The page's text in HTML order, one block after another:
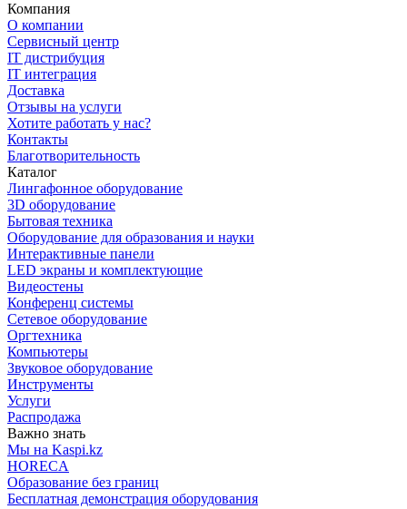
Компания
О компании
Сервисный центр
IT дистрибуция
IT интеграция
Доставка
Отзывы на услуги
Хотите работать у нас?
Контакты
Благотворительность
Каталог
Лингафонное оборудование
3D оборудование
Бытовая техника
Оборудование для образования и науки
Интерактивные панели
LED экраны и комплектующие
Видеостены
Конференц системы
Сетевое оборудование
Оргтехника
Компьютеры
Звуковое оборудование
Инструменты
Услуги
Распродажа
Важно знать
Мы на Kaspi.kz
HORECA
Образование без границ
Бесплатная демонстрация оборудования